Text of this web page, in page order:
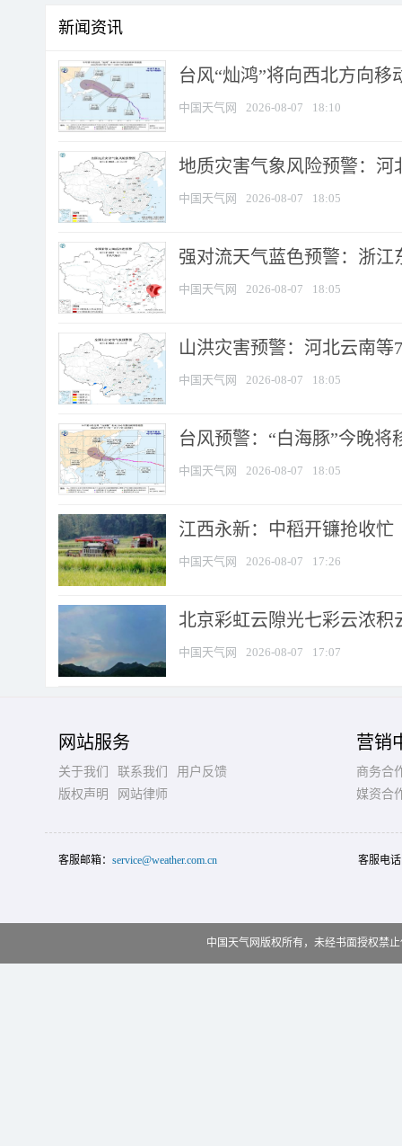
新闻资讯
台风“灿鸿”将向西北方向移
中国天气网 2026-08-07 18:10
地质灾害气象风险预警：河
中国天气网 2026-08-07 18:05
强对流天气蓝色预警：浙江
中国天气网 2026-08-07 18:05
山洪灾害预警：河北云南
中国天气网 2026-08-07 18:05
台风预警：“白海豚”今晚将
中国天气网 2026-08-07 18:05
江西永新：中稻开镰抢收忙
中国天气网 2026-08-07 17:26
北京彩虹云隙光七彩云浓积
中国天气网 2026-08-07 17:07
网站服务
关于我们 联系我们
用户反馈
版权声明
网站律师
营销
商务合
媒资合
客服邮箱： service@weather.com.cn 客服电
中国天气网版权所有，未经书面授权